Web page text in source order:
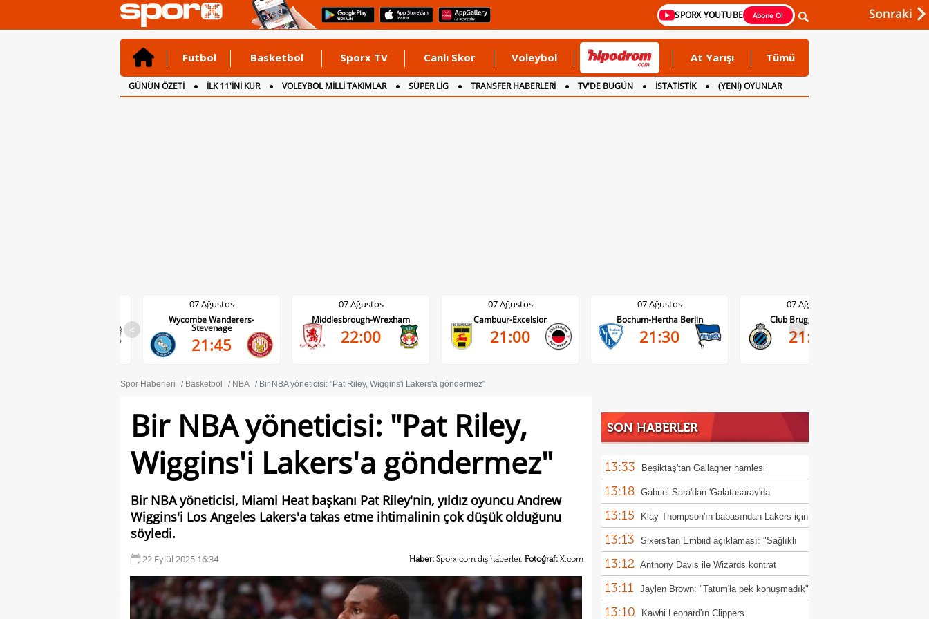
SPORX YOUTUBE Abone Ol
Futbol Basketbol Sporx TV Canlı Skor Voleybol At Yarışı Tümü
GÜNÜN ÖZETİ İLK 11'İNİ KUR VOLEYBOL MİLLİ TAKIMLAR SÜPER LİG TRANSFER HABERLERİ TV'DE BUGÜN İSTATİSTİK
(YENİ) OYUNLAR
CANLI ANLATIM
İNGİLTERE
<
07 Ağustos
Middlesbrough-Wrexham
22:00
07 Ağustos
Cambuur-Excelsior
21:00
07 Ağustos
Bochum-Hertha Berlin
21:30
07 Ağustos
Club Brugge-Kortrijk
21:45
07 Ağustos
Altach-WSG Tirol
20:30
>
Spor Haberleri Basketbol NBA Bir NBA yöneticisi: "Pat Riley, Wiggins'i Lakers'a göndermez"
Bir NBA yöneticisi: "Pat Riley,
Wiggins'i Lakers'a göndermez"
Bir NBA yöneticisi, Miami Heat başkanı Pat Riley'nin, yıldız oyuncu Andrew
Wiggins'i Los Angeles Lakers'a takas etme ihtimalinin çok düşük olduğunu
söyledi.
22 Eylül 2025 16:34 Haber: Sporx.com dış haberler, Fotoğraf: X.com
SON HABERLER
13:33 Beşiktaş'tan Gallagher hamlesi
13:18 Gabriel Sara'dan 'Galatasaray'da
kalıyorum' mesajı!
13:15 Klay Thompson'ın babasından Lakers için
ikna çabası
13:13 Sixers'tan Embiid açıklaması: "Sağlıklı
ve ekstra motive"
13:12 Anthony Davis ile Wizards kontrat
görüşmelerini erteledi
13:11 Jaylen Brown: "Tatum'la pek konuşmadık"
13:10 Kawhi Leonard'ın Clippers